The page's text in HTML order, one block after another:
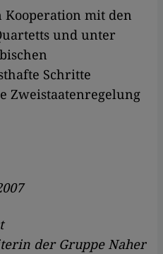
mit den
und unter
Schritte
Zweistaatenregelung
der Gruppe Naher